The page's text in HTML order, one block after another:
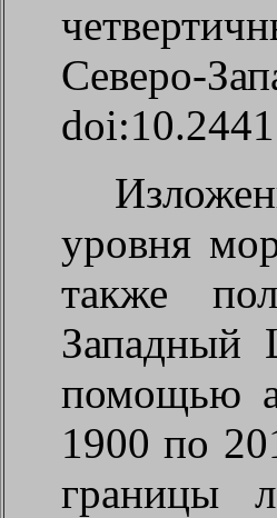
Северо-
уровня
также
Западный
помощью
1900 по
границы